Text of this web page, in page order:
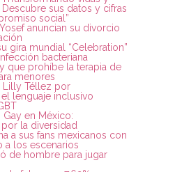
sus datos y cifras
social”
anuncian su divorcio
gira mundial “Celebration”
bacteriana
que prohíbe la terapia de
menores
Lilly Téllez por
lenguaje inclusivo
en México:
la diversidad
a sus fans mexicanos con
a los escenarios
de hombre para jugar